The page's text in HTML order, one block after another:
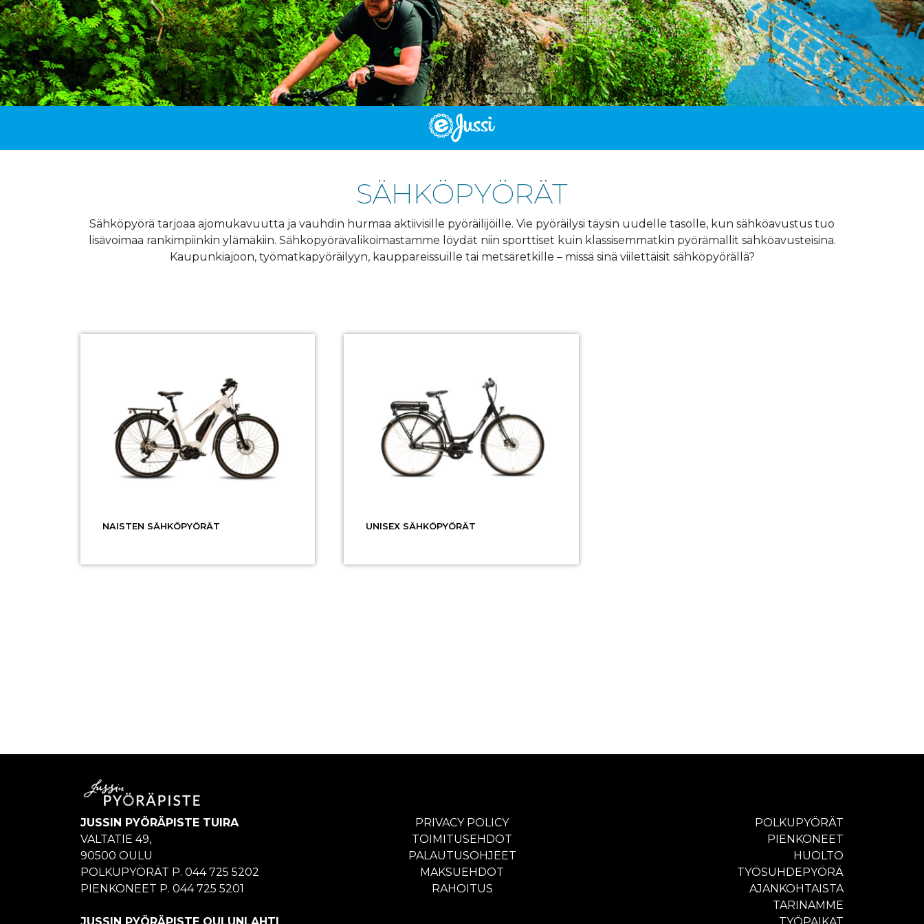
SÄHKÖPYÖRÄT
Sähköpyörä tarjoaa ajomukavuutta ja vauhdin hurmaa aktiivisille pyöräilijöille. Vie pyöräilysi täysin uudelle tasolle, kun sähköavustus tuo
lisävoimaa rankimpiinkin ylämäkiin. Sähköpyörävalikoimastamme löydät niin sporttiset kuin klassisemmatkin pyörämallit sähköavusteisina.
Kaupunkiajoon, työmatkapyöräilyyn, kauppareissuille tai metsäretkille – missä sinä viilettäisit sähköpyörällä?
NAISTEN SÄHKÖPYÖRÄT UNISEX SÄHKÖPYÖRÄT
JUSSIN PYÖRÄPISTE TUIRA
VALTATIE 49,
90500 OULU
POLKUPYÖRÄT P. 044 725 5202
PIENKONEET P. 044 725 5201
PRIVACY POLICY
TOIMITUSEHDOT
PALAUTUSOHJEET
MAKSUEHDOT
RAHOITUS
POLKUPYÖRÄT
PIENKONEET
HUOLTO
TYÖSUHDEPYÖRÄ
AJANKOHTAISTA
TARINAMME